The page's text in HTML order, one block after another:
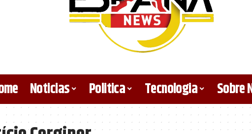
Noticias Politica Tecnologia Sobre